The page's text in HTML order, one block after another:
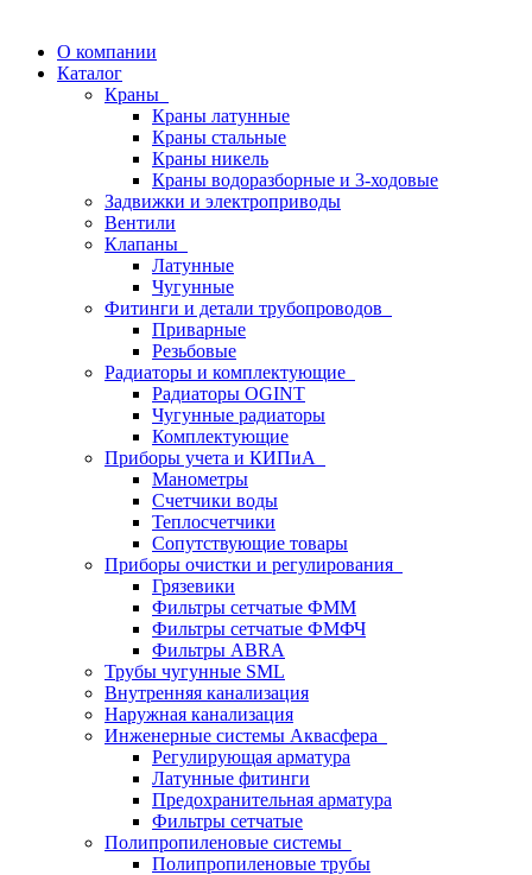
О компании
Каталог
Краны
Краны латунные
Краны стальные
Краны никель
Краны водоразборные и 3-ходовые
Задвижки и электроприводы
Вентили
Клапаны
Латунные
Чугунные
Фитинги и детали трубопроводов
Приварные
Резьбовые
Радиаторы и комплектующие
Радиаторы OGINT
Чугунные радиаторы
Комплектующие
Приборы учета и КИПиА
Манометры
Счетчики воды
Теплосчетчики
Сопутствующие товары
Приборы очистки и регулирования
Грязевики
Фильтры сетчатые ФММ
Фильтры сетчатые ФМФЧ
Фильтры ABRA
Трубы чугунные SML
Внутренняя канализация
Наружная канализация
Инженерные системы Аквасфера
Регулирующая арматура
Латунные фитинги
Предохранительная арматура
Фильтры сетчатые
Полипропиленовые системы
Полипропиленовые трубы